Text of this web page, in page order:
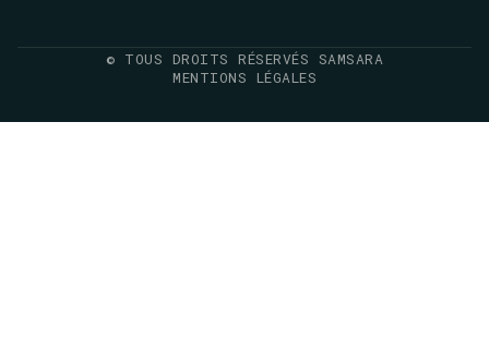
© TOUS DROITS RÉSERVÉS SAMSARA
MENTIONS LÉGALES